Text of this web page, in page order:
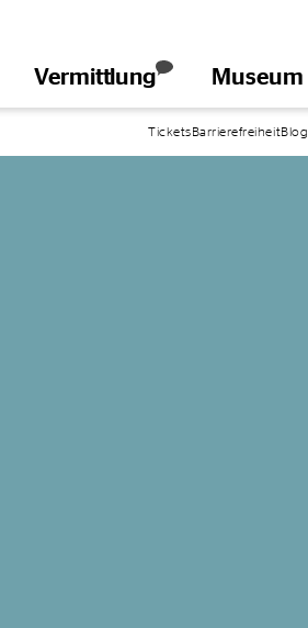
Vermittlung Museum
öffnen
TicketsBarrierefreiheitBlog